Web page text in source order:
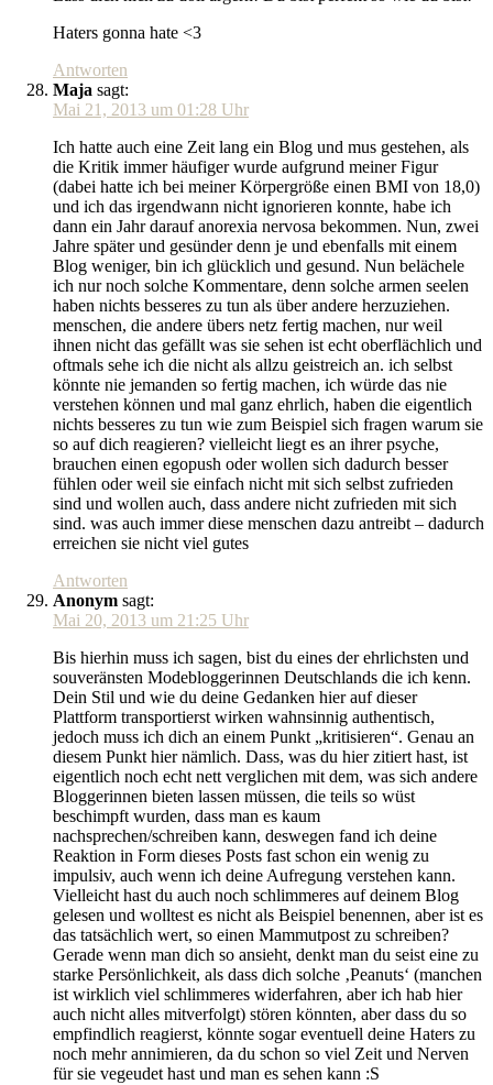
Haters gonna hate <3
Antworten
Maja sagt:
Mai 21, 2013 um 01:28 Uhr
Ich hatte auch eine Zeit lang ein Blog und mus gestehen, als
die Kritik immer häufiger wurde aufgrund meiner Figur
(dabei hatte ich bei meiner Körpergröße einen BMI von 18,0)
und ich das irgendwann nicht ignorieren konnte, habe ich
dann ein Jahr darauf anorexia nervosa bekommen. Nun, zwei
Jahre später und gesünder denn je und ebenfalls mit einem
Blog weniger, bin ich glücklich und gesund. Nun belächele
ich nur noch solche Kommentare, denn solche armen seelen
haben nichts besseres zu tun als über andere herzuziehen.
menschen, die andere übers netz fertig machen, nur weil
ihnen nicht das gefällt was sie sehen ist echt oberflächlich und
oftmals sehe ich die nicht als allzu geistreich an. ich selbst
könnte nie jemanden so fertig machen, ich würde das nie
verstehen können und mal ganz ehrlich, haben die eigentlich
nichts besseres zu tun wie zum Beispiel sich fragen warum sie
so auf dich reagieren? vielleicht liegt es an ihrer psyche,
brauchen einen egopush oder wollen sich dadurch besser
fühlen oder weil sie einfach nicht mit sich selbst zufrieden
sind und wollen auch, dass andere nicht zufrieden mit sich
sind. was auch immer diese menschen dazu antreibt – dadurch
erreichen sie nicht viel gutes
Antworten
Anonym sagt:
Mai 20, 2013 um 21:25 Uhr
Bis hierhin muss ich sagen, bist du eines der ehrlichsten und
souveränsten Modebloggerinnen Deutschlands die ich kenn.
Dein Stil und wie du deine Gedanken hier auf dieser
Plattform transportierst wirken wahnsinnig authentisch,
jedoch muss ich dich an einem Punkt „kritisieren“. Genau an
diesem Punkt hier nämlich. Dass, was du hier zitiert hast, ist
eigentlich noch echt nett verglichen mit dem, was sich andere
Bloggerinnen bieten lassen müssen, die teils so wüst
beschimpft wurden, dass man es kaum
nachsprechen/schreiben kann, deswegen fand ich deine
Reaktion in Form dieses Posts fast schon ein wenig zu
impulsiv, auch wenn ich deine Aufregung verstehen kann.
Vielleicht hast du auch noch schlimmeres auf deinem Blog
gelesen und wolltest es nicht als Beispiel benennen, aber ist es
das tatsächlich wert, so einen Mammutpost zu schreiben?
Gerade wenn man dich so ansieht, denkt man du seist eine zu
starke Persönlichkeit, als dass dich solche ‚Peanuts‘ (manchen
ist wirklich viel schlimmeres widerfahren, aber ich hab hier
auch nicht alles mitverfolgt) stören könnten, aber dass du so
empfindlich reagierst, könnte sogar eventuell deine Haters zu
noch mehr annimieren, da du schon so viel Zeit und Nerven
für sie vegeudet hast und man es sehen kann :S